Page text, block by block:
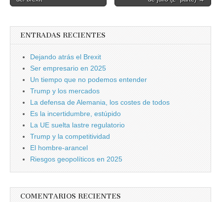
navigation
ENTRADAS RECIENTES
Dejando atrás el Brexit
Ser empresario en 2025
Un tiempo que no podemos entender
Trump y los mercados
La defensa de Alemania, los costes de todos
Es la incertidumbre, estúpido
La UE suelta lastre regulatorio
Trump y la competitividad
El hombre-arancel
Riesgos geopolíticos en 2025
COMENTARIOS RECIENTES